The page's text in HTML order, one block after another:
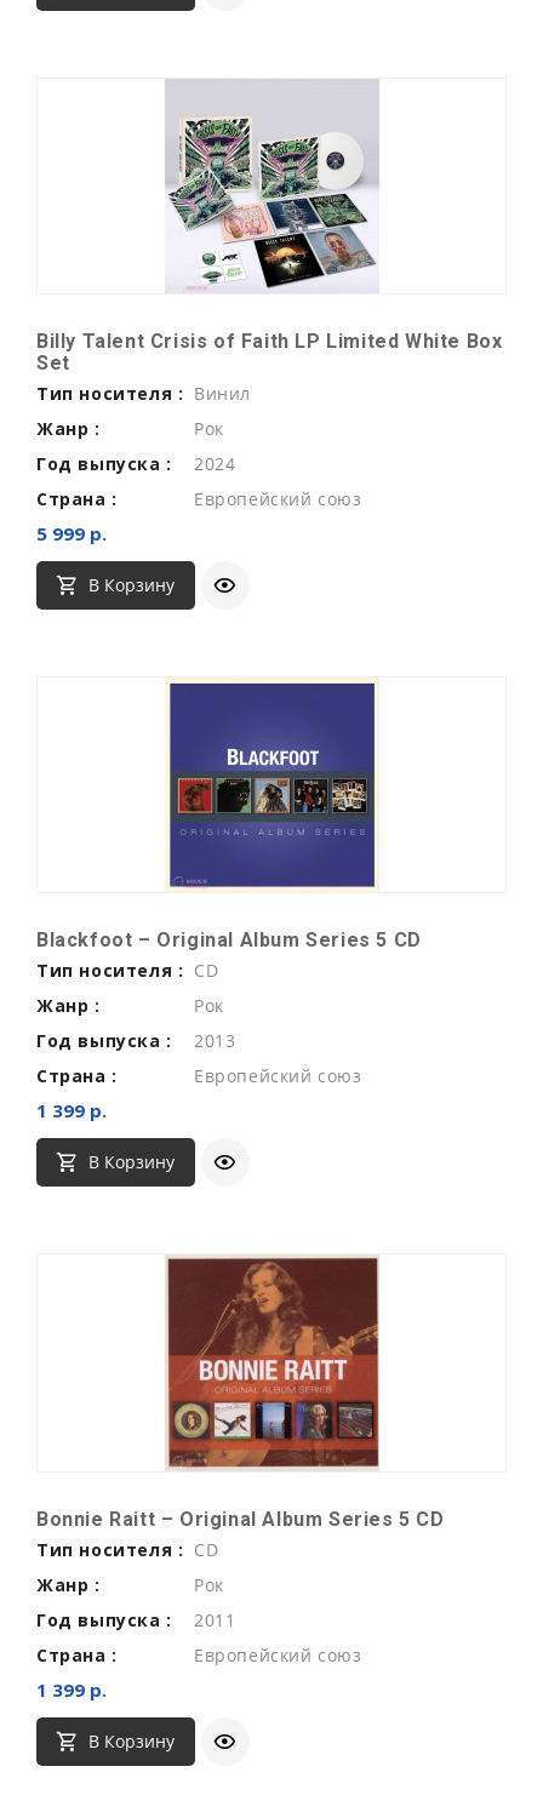
Billy Talent Crisis of Faith LP Limited White Box
Set
Тип носителя : Винил
Жанр :
Рок
Год выпуска :
2024
Страна :
Европейский союз
5 999 р.
В Корзину
Blackfoot – Original Album Series 5 CD
Тип носителя : CD
Жанр :
Рок
Год выпуска :
2013
Страна :
Европейский союз
1 399 р.
В Корзину
Bonnie Raitt ‎– Original Album Series 5 CD
Тип носителя : CD
Жанр :
Рок
Год выпуска :
2011
Страна :
Европейский союз
1 399 р.
В Корзину